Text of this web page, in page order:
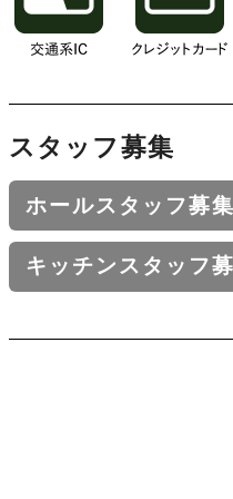
スタッフ募集
ホールスタッフ募
キッチンスタッフ